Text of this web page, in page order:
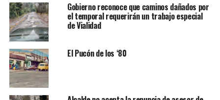
Gobierno reconoce que caminos dañados por
el temporal requerirán un trabajo especial
de Vialidad
El Pucón de los ‘80